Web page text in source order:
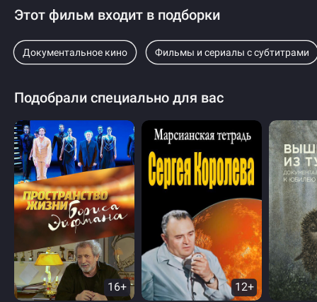
Этот фильм входит в подборки
Документальное кино Фильмы и сериалы с субтитрами
Подобрали специально для вас
16+ 12+